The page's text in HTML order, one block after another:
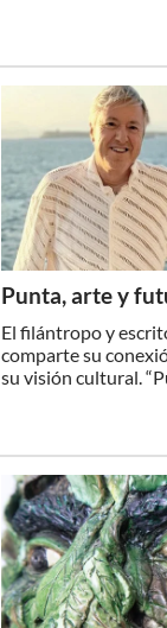
Punta, arte y
El filántropo y
comparte su
su visión cultural.